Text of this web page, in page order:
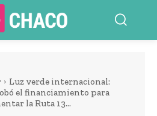
Luz verde internacional:
el financiamiento para
la Ruta 13...